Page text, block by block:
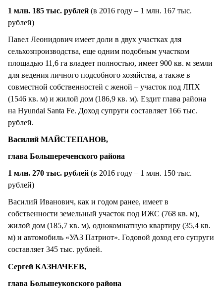
1 млн. 185 тыс. рублей (в 2016 году – 1 млн. 167 тыс.
рублей)
Павел Леонидович имеет доли в двух участках для
сельхозпроизводства, еще одним подобным участком
площадью 11,6 га владеет полностью, имеет 900 кв. м земли
для ведения личного подсобного хозяйства, а также в
совместной собственностей с женой – участок под ЛПХ
(1546 кв. м) и жилой дом (186,9 кв. м). Ездит глава района
на Hyundai Santa Fe. Доход супруги составляет 166 тыс.
рублей.
Василий МАЙСТЕПАНОВ,
глава Большереченского района
1 млн. 270 тыс. рублей (в 2016 году – 1 млн. 150 тыс.
рублей)
Василий Иванович, как и годом ранее, имеет в
собственности земельный участок под ИЖС (768 кв. м),
жилой дом (185,7 кв. м), однокомнатную квартиру (35,4 кв.
м) и автомобиль «УАЗ Патриот». Годовой доход его супруги
составляет 345 тыс. рублей.
Сергей КАЗНАЧЕЕВ,
глава Большеуковского района